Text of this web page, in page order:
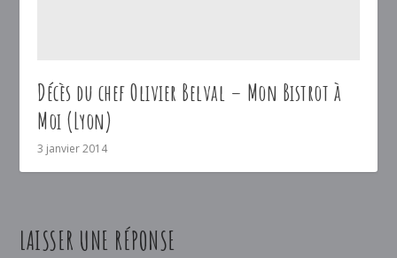
Décès du chef Olivier Belval – Mon Bistrot à
Moi (Lyon)
3 janvier 2014
LAISSER UNE RÉPONSE